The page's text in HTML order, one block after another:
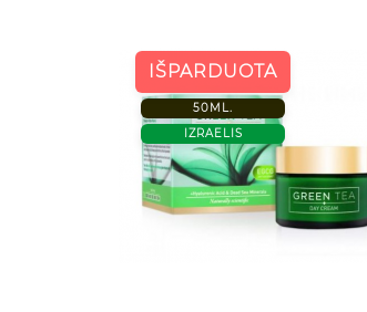
IŠPARDUOTA
50ML.
IZRAELIS